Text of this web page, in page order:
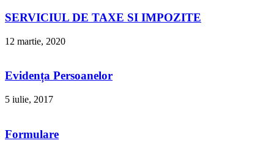
SERVICIUL DE TAXE SI IMPOZITE
12 martie, 2020
Evidența Persoanelor
5 iulie, 2017
Formulare